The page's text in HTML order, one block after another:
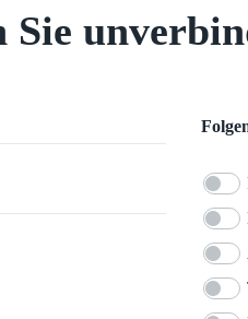
Sie